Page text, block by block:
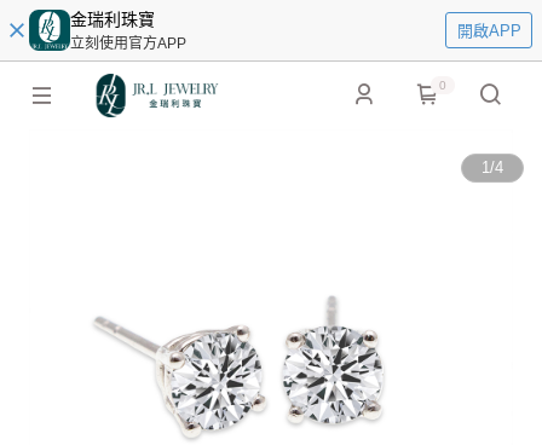
金瑞利珠寶
立刻使用官方APP
開啟APP
0
1/4